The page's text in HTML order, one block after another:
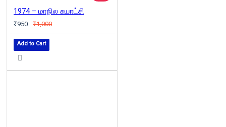
1974 – மாநில சுயாட்சி
₹950 ₹1,000
Add to Cart